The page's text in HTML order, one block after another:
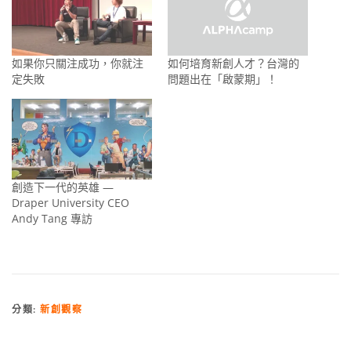
如果你只關注成功，你就注
定失敗
如何培育新創人才？台灣的
問題出在「啟蒙期」！
創造下一代的英雄 —
Draper University CEO
Andy Tang 專訪
分類: 新創觀察